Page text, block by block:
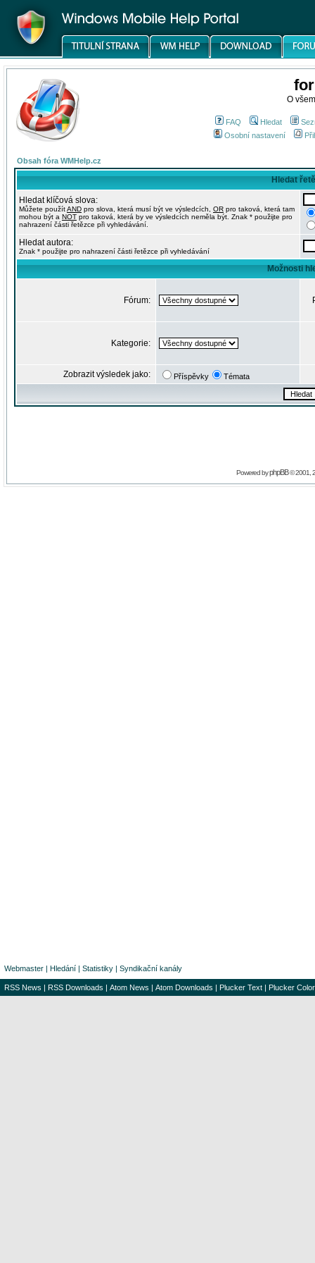
O
FAQ Hledat
Osobní nastavení
Obsah fóra WMHelp.cz
Hledat
Hledat klíčová slova:
Můžete použítAND pro slova, která musí být ve výsledcích, OR pro taková, která tam
mohou být a NOT pro taková, která by ve výsledcích neměla být. Znak * použijte pro
nahrazení části řetězce při vyhledávání.
Hledat autora:
Znak * použijte pro nahrazení části řetězce při vyhledávání
Možnosti
Fórum:
Kategorie:
Zobrazit výsledek jako: Příspěvky Témata
Powered byphpBB© 2001,
Webmaster | Hledání | Statistiky | Syndikační kanály
RSS News | RSS Downloads | Atom News | Atom Downloads | Plucker Text | Plucker Color